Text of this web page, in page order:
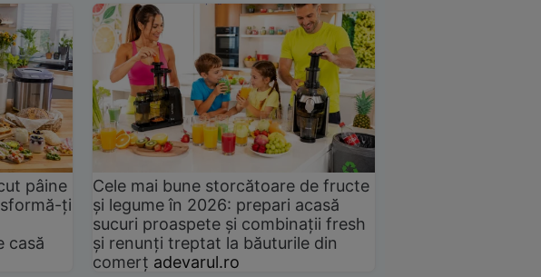
pâine
ți
casă
Cele mai bune storcătoare de fructe
și legume în 2026: prepari acasă
sucuri proaspete și combinații fresh
și renunți treptat la băuturile din
comerț adevarul.ro